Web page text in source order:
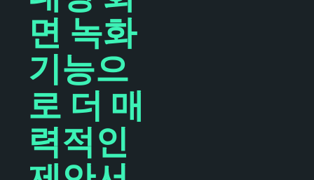
면 녹화
기능으
로 더 매
력적인